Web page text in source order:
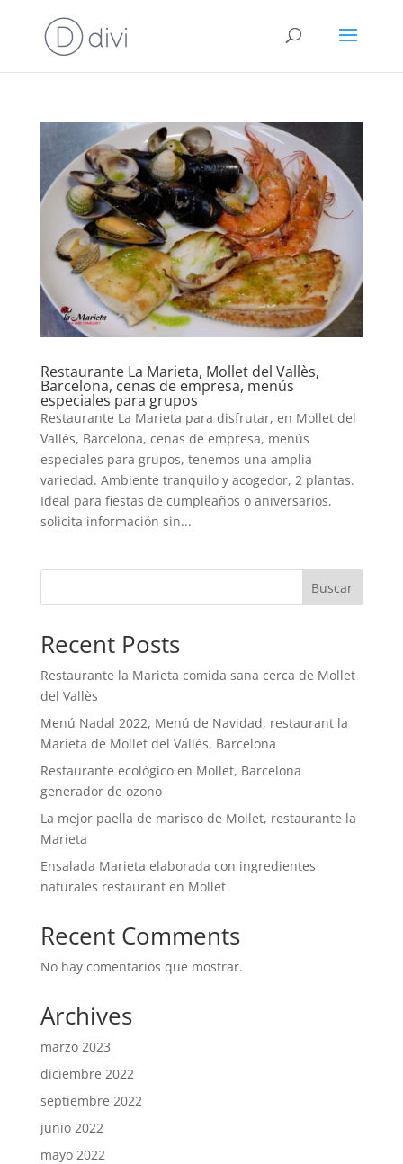
Restaurante La Marieta, Mollet del Vallès,
Barcelona, cenas de empresa, menús
especiales para grupos
Restaurante La Marieta para disfrutar, en Mollet del
Vallès, Barcelona, cenas de empresa, menús
especiales para grupos, tenemos una amplia
variedad. Ambiente tranquilo y acogedor, 2 plantas.
Ideal para fiestas de cumpleaños o aniversarios,
solicita información sin...
Buscar
Recent Posts
Restaurante la Marieta comida sana cerca de Mollet
del Vallès
Menú Nadal 2022, Menú de Navidad, restaurant la
Marieta de Mollet del Vallès, Barcelona
Restaurante ecológico en Mollet, Barcelona
generador de ozono
La mejor paella de marisco de Mollet, restaurante la
Marieta
Ensalada Marieta elaborada con ingredientes
naturales restaurant en Mollet
Recent Comments
No hay comentarios que mostrar.
Archives
marzo 2023
diciembre 2022
septiembre 2022
junio 2022
mayo 2022